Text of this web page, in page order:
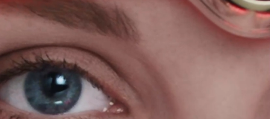
Moje urządzenia
Moje zamówienia
FAQ™ Pure Beauty-Tech Elixir
issa™ Teeth Whitening Set
English Deutsch
Español
Italiano
Português
Polski
Svenska
Türkçe
简体中文